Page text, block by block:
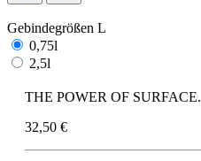
Gebindegrößen L
0,75l
2,5l
THE POWER OF SURFACE.
32,50 €